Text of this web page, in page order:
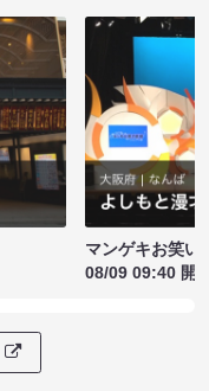
マンゲキお笑い
08/09 09:40 開